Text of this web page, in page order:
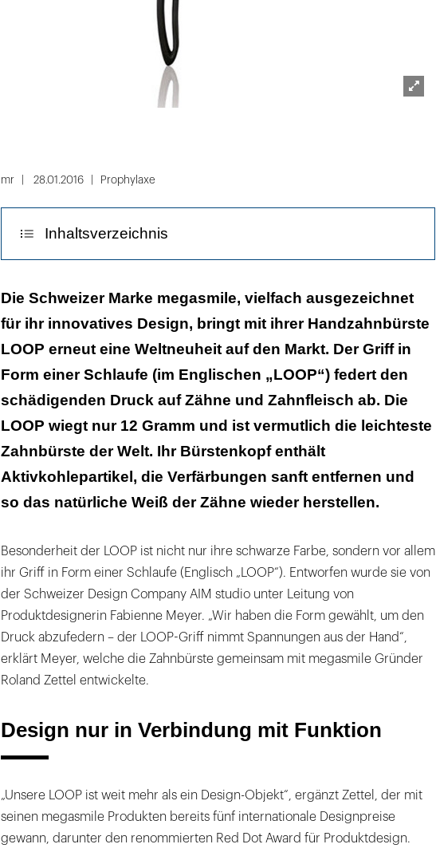
mr 28.01.2016 Prophylaxe
Inhaltsverzeichnis
Design nur in Verbindung mit Funktion
Weiße Zähne durch Aktivkohle
Die Schweizer Marke megasmile, vielfach ausgezeichnet
für ihr innovatives Design, bringt mit ihrer Handzahnbürste
LOOP erneut eine Weltneuheit auf den Markt. Der Griff in
Form einer Schlaufe (im Englischen „LOOP“) federt den
schädigenden Druck auf Zähne und Zahnfleisch ab. Die
LOOP wiegt nur 12 Gramm und ist vermutlich die leichteste
Zahnbürste der Welt. Ihr Bürstenkopf enthält
Aktivkohlepartikel, die Verfärbungen sanft entfernen und
so das natürliche Weiß der Zähne wieder herstellen.
Besonderheit der LOOP ist nicht nur ihre schwarze Farbe, sondern vor allem
ihr Griff in Form einer Schlaufe (Englisch „LOOP“). Entworfen wurde sie von
der Schweizer Design Company AIM studio unter Leitung von
Produktdesignerin Fabienne Meyer. „Wir haben die Form gewählt, um den
Druck abzufedern – der LOOP-Griff nimmt Spannungen aus der Hand“,
erklärt Meyer, welche die Zahnbürste gemeinsam mit megasmile Gründer
Roland Zettel entwickelte.
Design nur in Verbindung mit Funktion
„Unsere LOOP ist weit mehr als ein Design-Objekt“, ergänzt Zettel, der mit
seinen megasmile Produkten bereits fünf internationale Designpreise
gewann, darunter den renommierten Red Dot Award für Produktdesign.